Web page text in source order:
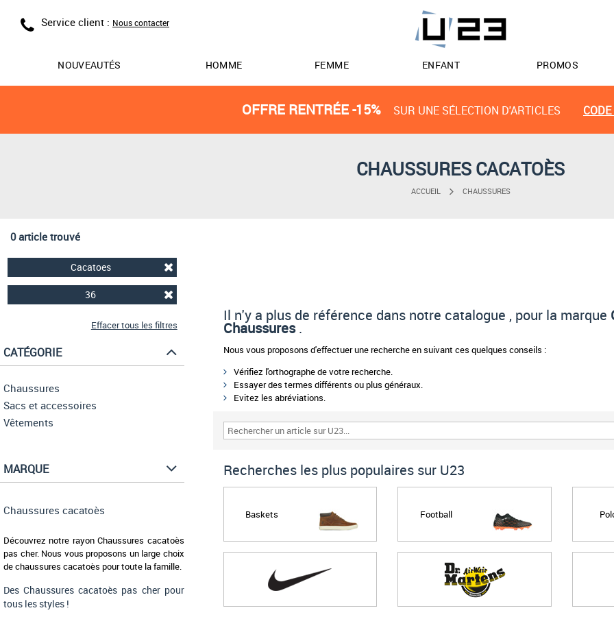
Service client : Nous contacter
NOUVEAUTÉS HOMME FEMME ENFANT PROMOS
OFFRE RENTRÉE -15% SUR UNE SÉLECTION D'ARTICLES
CHAUSSURES CACATOÈS
ACCUEIL CHAUSSURES
0 article trouvé
Cacatoes
36
Effacer tous les filtres
CATÉGORIE
Chaussures
Sacs et accessoires
Vêtements
MARQUE
Chaussures cacatoès
Découvrez notre rayon Chaussures cacatoès
pas cher. Nous vous proposons un large choix
de chaussures cacatoès pour toute la famille.
Des Chaussures cacatoès pas cher pour
tous les styles !
Il n'y a plus de référence dans notre catalogue , pour la marque
Chaussures.
Nous vous proposons d'effectuer une recherche en suivant ces quelques conseils :
Vérifiez l'orthographe de votre recherche.
Essayer des termes différents ou plus généraux.
Evitez les abréviations.
Recherches les plus populaires sur U23
Baskets Football